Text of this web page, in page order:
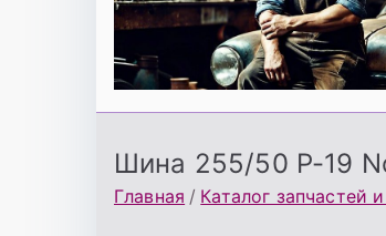
Шина 255/50 Р-19
Главная Каталог запчастей